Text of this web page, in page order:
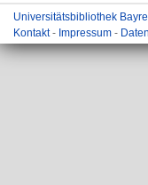
Universitätsbibliothek
Kontakt- Impressum -